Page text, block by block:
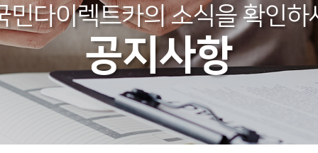
민다이렉트카의 소식을 확인하
공지사항